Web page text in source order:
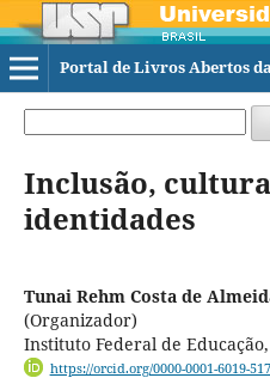
Portal de Livros Abertos
Inclusão,
identidades
Tunai Rehm Costa de
(Organizador)
Instituto Federal de
https://orcid.org/0000-0001-6019-